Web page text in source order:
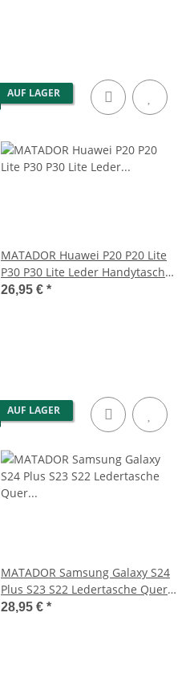
AUF LAGER
MATADOR Huawei P20 P20 Lite
P30 P30 Lite Leder Handytasche
Schwarz
26,95 € *
AUF LAGER
MATADOR Samsung Galaxy S24
Plus S23 S22 Ledertasche Quer
Braun
28,95 € *